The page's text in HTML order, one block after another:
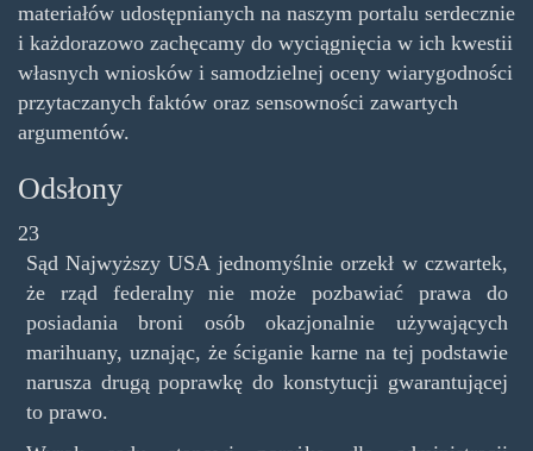
materiałów udostępnianych na naszym portalu serdecznie
i każdorazowo zachęcamy do wyciągnięcia w ich kwestii
własnych wniosków i samodzielnej oceny wiarygodności
przytaczanych faktów oraz sensowności zawartych
argumentów.
Odsłony
23
Sąd Najwyższy USA jednomyślnie orzekł w czwartek,
że rząd federalny nie może pozbawiać prawa do
posiadania broni osób okazjonalnie używających
marihuany, uznając, że ściganie karne na tej podstawie
narusza drugą poprawkę do konstytucji gwarantującej
to prawo.